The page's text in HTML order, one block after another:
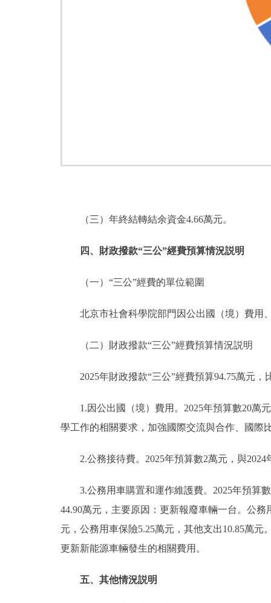
（三）年終結轉結余資金4.66萬元。
四、財政撥款“三公”經費預算情況説明
（一）“三公”經費的單位範圍
北京市社會科學院部門因公出國（境）費用、
（二）財政撥款“三公”經費預算情況説明
2025年財政撥款“三公”經費預算94.75萬元，
1.因公出國（境）費用。2025年預算數20萬元
學工作的相關要求，加強國際交流與合作、國際
2.公務接待費。2025年預算數2萬元，與2024
3.公務用車購置和運作維護費。2025年預算數
44.90萬元，主要原因：更新報廢車輛一台。公
元，公務用車保險5.25萬元，其他支出10.85萬元
更新新能源車輛發生的相關費用。
五、其他情況説明